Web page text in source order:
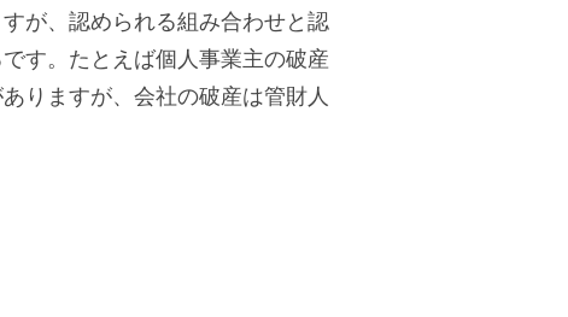
が、認められる組み合わせと認
す。たとえば個人事業主の破産
りますが、会社の破産は管財人